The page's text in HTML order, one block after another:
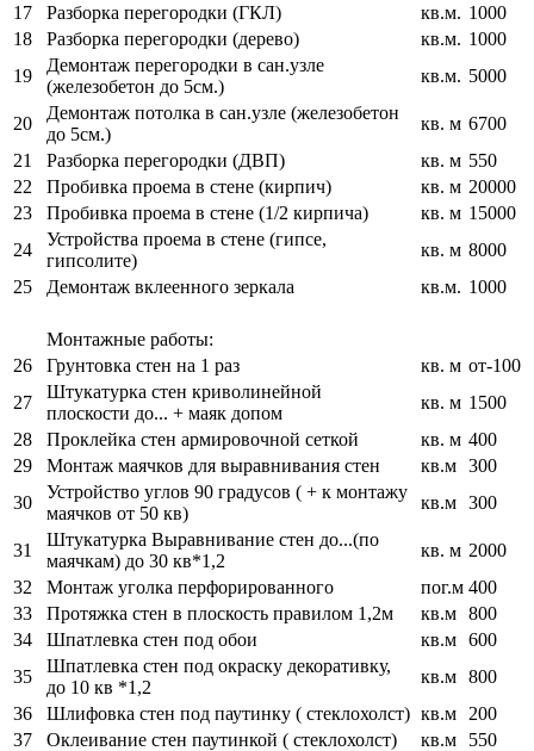
17
Разборка перегородки (ГКЛ) кв.м. 1000
18
Разборка перегородки (дерево) кв.м. 1000
19
Демонтаж перегородки в сан.узле
(железобетон до 5см.)
кв.м. 5000
20
Демонтаж потолка в сан.узле (железобетон
до 5см.)
кв. м 6700
21
Разборка перегородки (ДВП) кв. м 550
22
Пробивка проема в стене (кирпич) кв. м 20000
23
Пробивка проема в стене (1/2 кирпича) кв. м 15000
24
Устройства проема в стене (гипсе,
гипсолите)
кв. м 8000
25
Демонтаж вклеенного зеркала кв.м. 1000
Монтажные работы:
26
Грунтовка стен на 1 раз кв. м от-100
27
Штукатурка стен криволинейной
плоскости до... + маяк допом
кв. м 1500
28
Проклейка стен армировочной сеткой кв. м 400
29
Монтаж маячков для выравнивания стен кв.м 300
30
Устройство углов 90 градусов ( + к монтажу
маячков от 50 кв)
кв.м 300
31
Штукатурка Выравнивание стен до...(по
маячкам) до 30 кв*1,2
кв. м 2000
32
Монтаж уголка перфорированного пог.м 400
33
Протяжка стен в плоскость правилом 1,2м кв.м 800
34
Шпатлевка стен под обои кв.м 600
35
Шпатлевка стен под окраску декоративку,
до 10 кв *1,2
кв.м 800
36
Шлифовка стен под паутинку ( стеклохолст) кв.м
200
37
Оклеивание стен паутинкой ( стеклохолст) кв.м
550